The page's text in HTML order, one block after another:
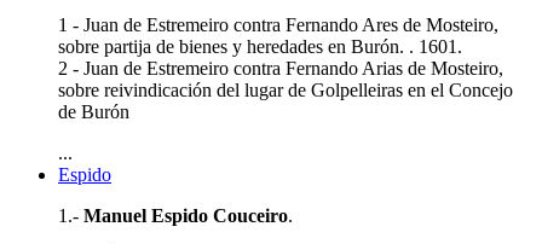
1 - Juan de Estremeiro contra Fernando Ares de Mosteiro,
sobre partija de bienes y heredades en Burón. . 1601.
2 - Juan de Estremeiro contra Fernando Arias de Mosteiro,
sobre reivindicación del lugar de Golpelleiras en el Concejo
de Burón
...
Espido
1.- Manuel Espido Couceiro.